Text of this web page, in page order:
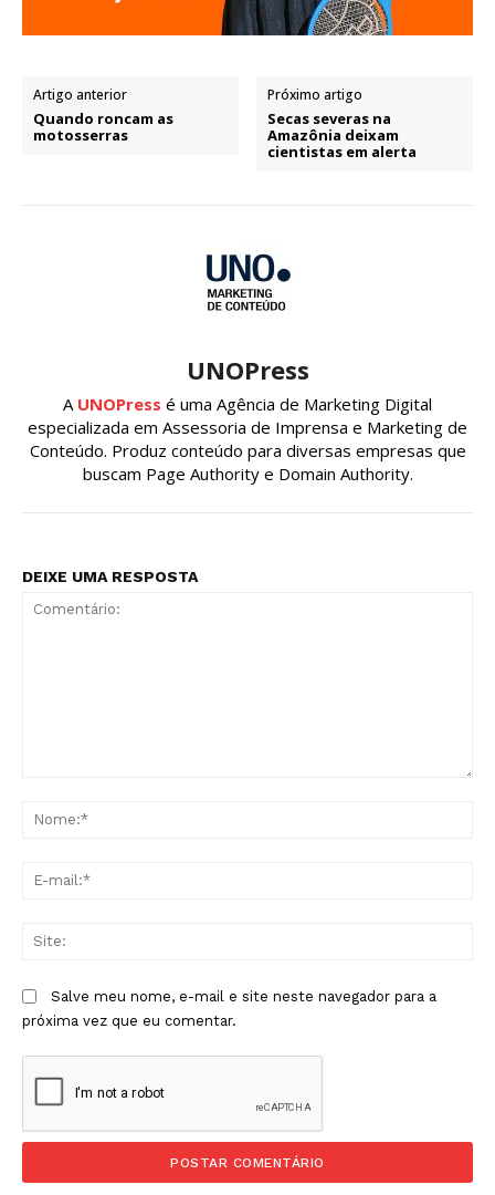
Artigo anterior
Quando roncam as
motosserras
Próximo artigo
Secas severas na
Amazônia deixam
cientistas em alerta
UNOPress
A UNOPress é uma Agência de Marketing Digital
especializada em Assessoria de Imprensa e Marketing de
Conteúdo. Produz conteúdo para diversas empresas que
buscam Page Authority e Domain Authority.
DEIXE UMA RESPOSTA
Salve meu nome, e-mail e site neste navegador para a
próxima vez que eu comentar.